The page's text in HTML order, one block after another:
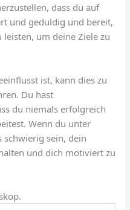
dass du auf
und geduldig und bereit,
um deine Ziele zu
ist, kann dies zu
Du hast
du niemals erfolgreich
Wenn du unter
schwierig sein, dein
und dich motiviert zu